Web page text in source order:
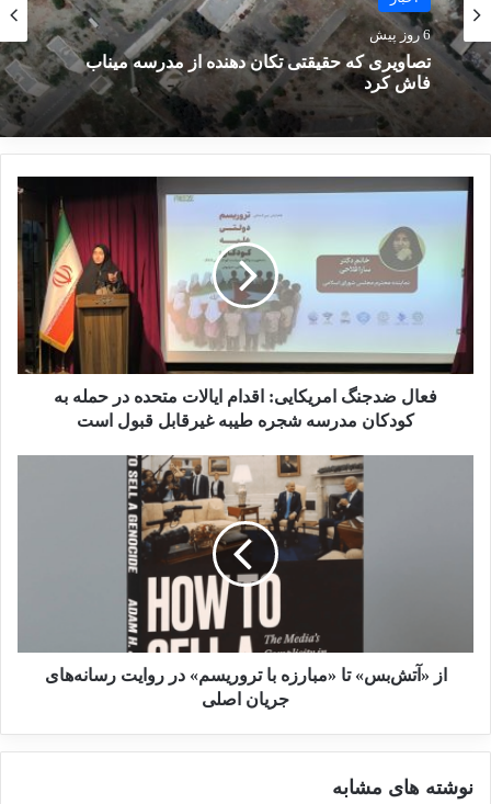
6 روز پیش
تصاویری که حقیقتی تکان دهنده از مدرسه میناب
فاش کرد
فعال ضدجنگ امریکایی: اقدام ایالات متحده در حمله به
کودکان مدرسه شجره طیبه غیرقابل قبول است
از «آتش‌بس» تا «مبارزه با تروریسم» در روایت رسانه‌های
جریان اصلی
نوشته های مشابه